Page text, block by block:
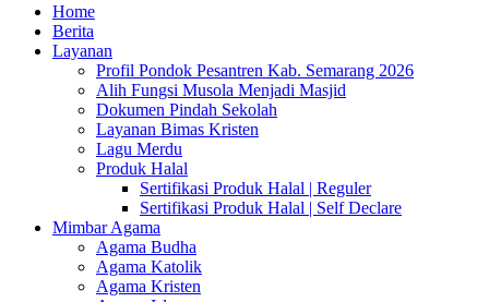
Home
Berita
Layanan
Profil Pondok Pesantren Kab. Semarang 2026
Alih Fungsi Musola Menjadi Masjid
Dokumen Pindah Sekolah
Layanan Bimas Kristen
Lagu Merdu
Produk Halal
Sertifikasi Produk Halal | Reguler
Sertifikasi Produk Halal | Self Declare
Mimbar Agama
Agama Budha
Agama Katolik
Agama Kristen